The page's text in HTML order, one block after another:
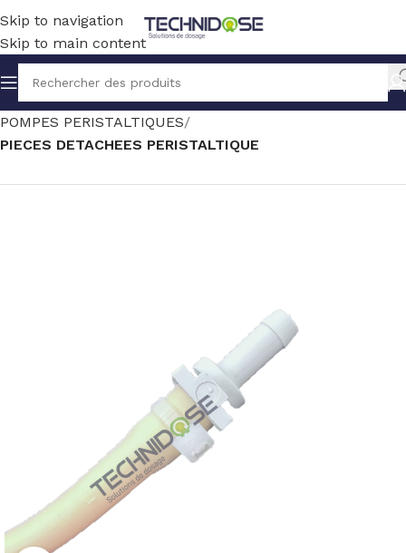
Skip to navigation
Skip to main content
Accueil TRAITEMENT EAU DOSAGE
POMPES PERISTALTIQUES
PIECES DETACHEES PERISTALTIQUE